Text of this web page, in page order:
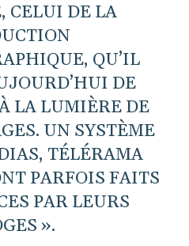
CELUI DE LA
QU’IL
DE
LA LUMIÈRE DE
UN SYSTÈME
TÉLÉRAMA
PARFOIS FAITS
PAR LEURS
».